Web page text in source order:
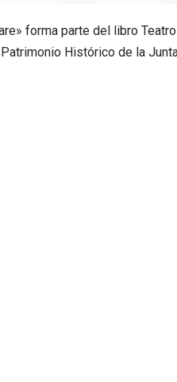
forma parte del libro
Histórico de la